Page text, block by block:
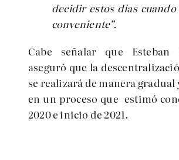
decidir estos días
conveniente”.
Cabe señalar que Esteban
aseguró que la
se realizará de manera gradual
en un proceso que estimó
2020 e inicio de 2021.